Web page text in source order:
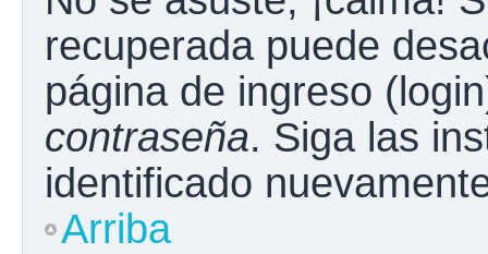
recuperada puede
página de ingreso
contraseña. Siga las
identificado
Arriba